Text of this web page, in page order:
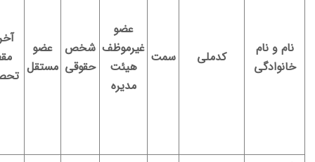
نام و نام
خانوادگی
کدملی سمت
عضو
غیرموظف
هیئت‌
مدیره
شخص
حقوقی
عضو
مستقل